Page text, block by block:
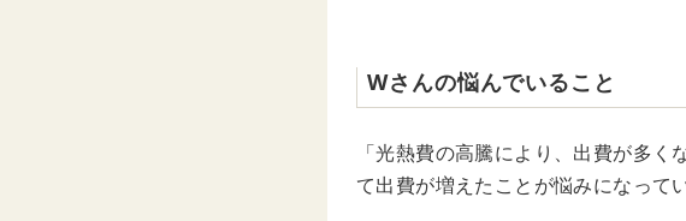
Wさんの悩んでいること
「光熱費の高騰により、出費が多
て出費が増えたことが悩みになって